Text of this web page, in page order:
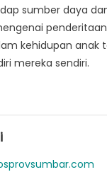
sumber daya
kehidupan
mereka sendiri.